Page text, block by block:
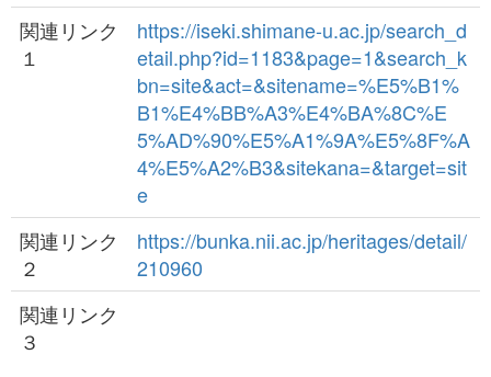
関連リンク
１
https://iseki.shimane-u.ac.jp/search_d
etail.php?id=1183&page=1&search_k
bn=site&act=&sitename=%E5%B1%
B1%E4%BB%A3%E4%BA%8C%E
5%AD%90%E5%A1%9A%E5%8F%A
4%E5%A2%B3&sitekana=&target=sit
e
関連リンク
２
https://bunka.nii.ac.jp/heritages/detail/
210960
関連リンク
３